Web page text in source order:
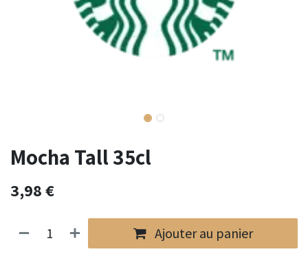
Mocha Tall 35cl
3,98€
Ajouter au panier